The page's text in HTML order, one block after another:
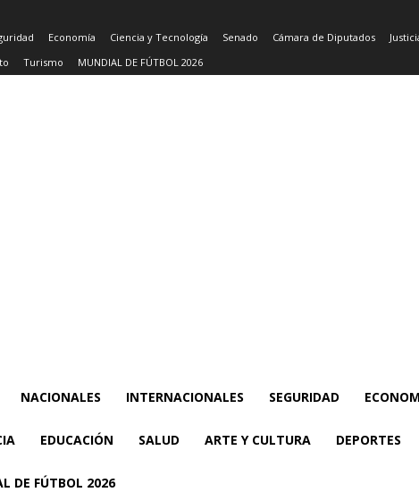
Economía Ciencia y Tecnología Senado Cámara de Diputados
Turismo MUNDIAL DE FÚTBOL 2026
NACIONALES INTERNACIONALES SEGURIDAD
EDUCACIÓN SALUD ARTE Y CULTURA DEPORTES
DE FÚTBOL 2026